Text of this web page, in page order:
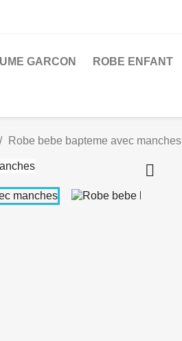
GARCON ROBE ENFANT
Robe bebe bapteme avec manches
